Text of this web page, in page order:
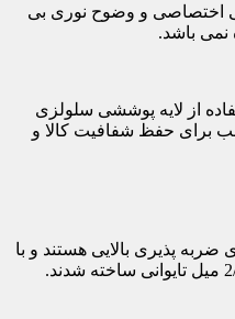
اختصاصی و وضوح نوری بی
نمی باشد.
از لایه پوششی سلولزی
برای حفظ شفافیت کالا و
پذیری بالایی هستند و با